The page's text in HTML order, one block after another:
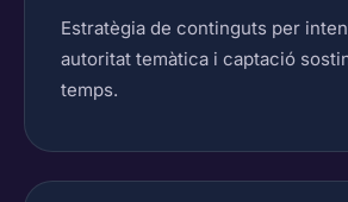
Estratègia de continguts per
autoritat temàtica i captació
temps.